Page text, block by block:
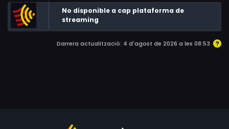
Spahiu, el qual mostra una riquesa memorable
d’emocions humanes en cru.
No disponible a cap plataforma de
streaming
Darrera actualització: 4 d'agost de 2026 a les 08:53